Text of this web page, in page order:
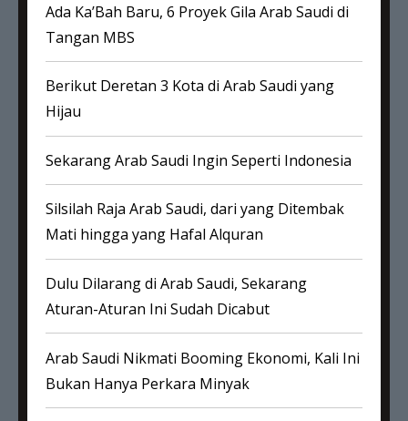
Ada Ka’Bah Baru, 6 Proyek Gila Arab Saudi di
Tangan MBS
Berikut Deretan 3 Kota di Arab Saudi yang
Hijau
Sekarang Arab Saudi Ingin Seperti Indonesia
Silsilah Raja Arab Saudi, dari yang Ditembak
Mati hingga yang Hafal Alquran
Dulu Dilarang di Arab Saudi, Sekarang
Aturan-Aturan Ini Sudah Dicabut
Arab Saudi Nikmati Booming Ekonomi, Kali Ini
Bukan Hanya Perkara Minyak